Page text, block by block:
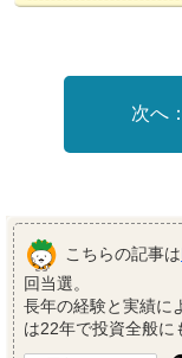
こちらの記事は
回当選。
長年の経験と実績に
は22年で投資全般に